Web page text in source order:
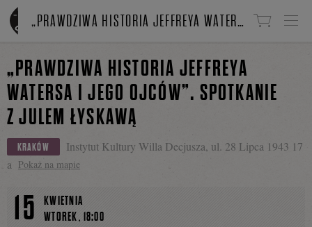
Linki do przejścia
„PRAWDZIWA HISTORIA JEFFREYA WATERSA I JEGO OJCÓW”. SPOTKANIE Z JULEM ŁYSKAWĄ
„PRAWDZIWA HISTORIA JEFFREYA
WATERSA I JEGO OJCÓW”. SPOTKANIE
Z JULEM ŁYSKAWĄ
KRAKÓW
Instytut Kultury Willa Decjusza, ul. 28 Lipca 1943 17
a Pokaż na mapie
15
KWIETNIA
WTOREK, 18:00